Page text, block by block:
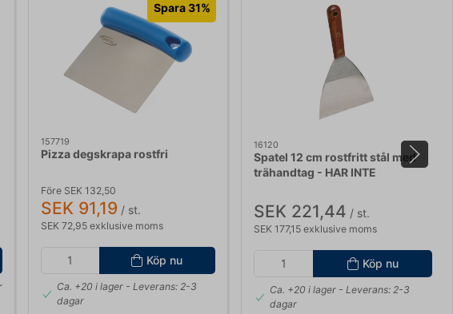
Spara 31%
157719
Pizza degskrapa rostfri
Före SEK 132,50
SEK 91,19 / st.
SEK 72,95 exklusive moms
Köp nu
Ca. +20 i lager- Leverans: 2-3
dagar
16120
Spatel 12 cm rostfritt stål med
trähandtag - HAR INTE
SEK 221,44 / st.
SEK 177,15 exklusive moms
Köp nu
Ca. +20 i lager - Leverans: 2-3
dagar